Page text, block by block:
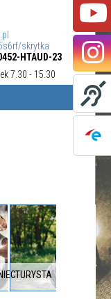
skrytka
HTAUD-23
7.30 - 15.30
TURYSTA